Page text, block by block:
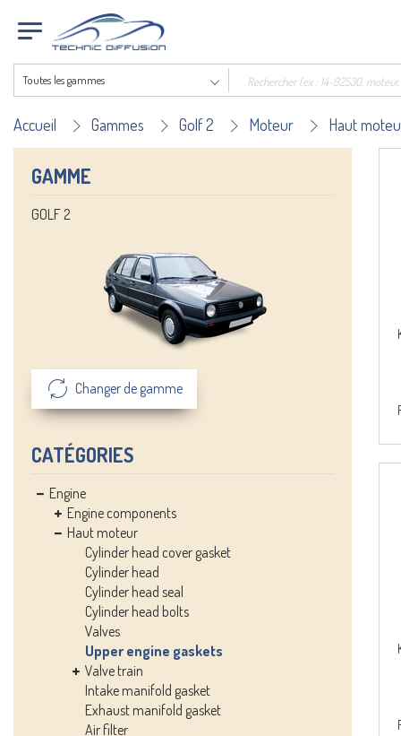
Toutes les gammes
Accueil Gammes Golf 2 Moteur Haut
GAMME
GOLF 2
Changer de gamme
CATÉGORIES
Engine
Engine components
Haut moteur
Cylinder head cover gasket
Cylinder head
Cylinder head seal
Cylinder head bolts
Valves
Upper engine gaskets
Valve train
Intake manifold gasket
Exhaust manifold gasket
Air filter